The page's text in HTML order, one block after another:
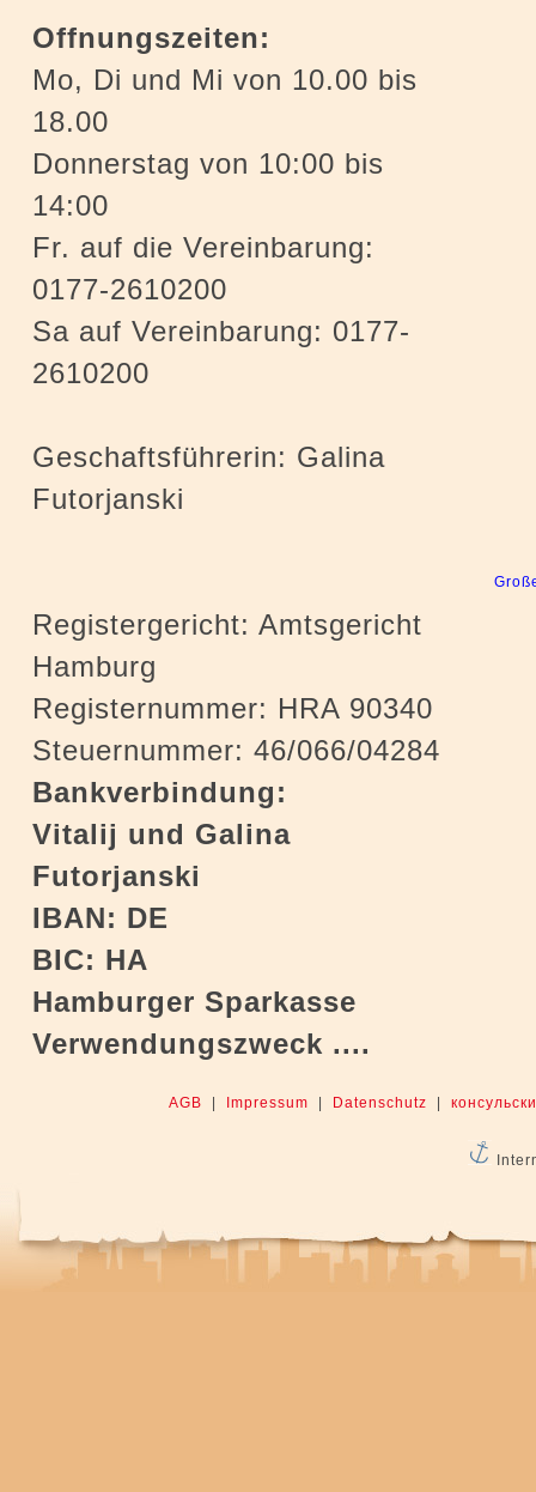
Offnungszeiten:
Mo, Di und Mi von 10.00 bis
18.00
Donnerstag von 10:00 bis
14:00
Fr. auf die Vereinbarung:
0177-2610200
Sa auf Vereinbarung: 0177-
2610200
Geschaftsführerin: Galina
Futorjanski
Registergericht: Amtsgericht
Hamburg
Registernummer: HRA 90340
Steuernummer: 46/066/04284
Bankverbindung:
Vitalij und Galina
Futorjanski
IBAN: DE
BIC: HA
Hamburger Sparkasse
Verwendungszweck ....
AGB Impressum Datenschutz